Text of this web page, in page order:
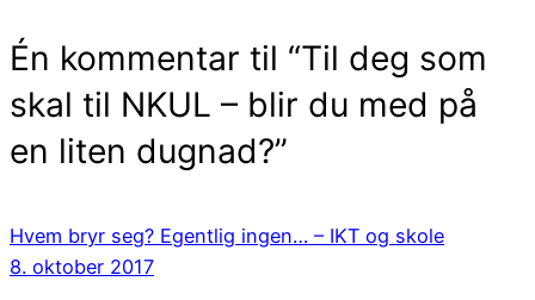
Én kommentar til “Til deg som
skal til NKUL – blir du med på
en liten dugnad?”
Hvem bryr seg? Egentlig ingen… – IKT og skole
8. oktober 2017